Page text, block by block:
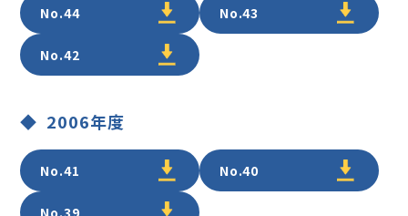
No.44 No.43
No.42
2006年度
No.41 No.40
No.39